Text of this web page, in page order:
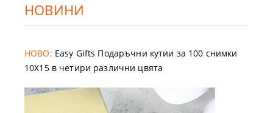
НОВИНИ
НОВО: Easy Gifts Подаръчни кутии за 100 снимки
10X15 в четири различни цвята